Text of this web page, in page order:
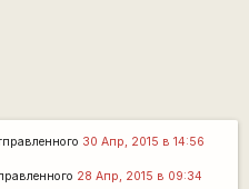
30 Апр, 2015 в 14:56
28 Апр, 2015 в 09:34